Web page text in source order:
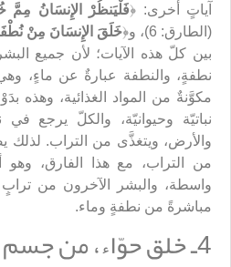
آياتٍ أخرى: ﴿فَلْيَنظُرْ الإِنسَانُ
(الطارق: 6)، و﴿
خَلَقَ الإِنسَانَ مِنْ
بين كلّ هذه الآيات؛ لأن جميع
نطفةٍ، والنطفة عبارةٌ عن ماءٍ،
مكوَّنةٌ من المواد الغذائية، وهذه
نباتيّة وحيوانيّة، والكلّ يرجع
والأرض، ويتغذَّى من التراب. لذلك
من التراب، مع هذا الفارق،
واسطة، والبشر الآخرون من
مباشرةً من نطفةٍ وماء.
4ـ خلق حوّاء، من جسم آدم أو جنسه؟